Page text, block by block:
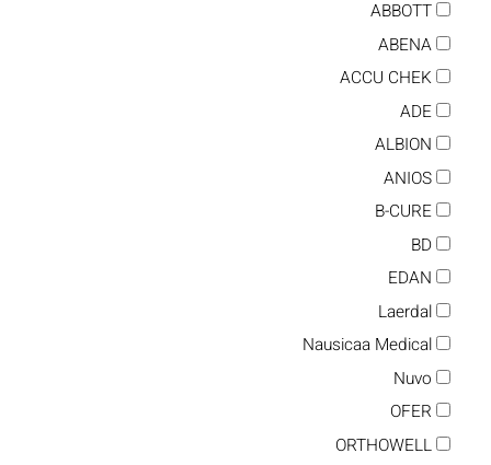
ABBOTT
ABENA
ACCU CHEK
ADE
ALBION
ANIOS
B-CURE
BD
EDAN
Laerdal
Nausicaa Medical
Nuvo
OFER
ORTHOWELL